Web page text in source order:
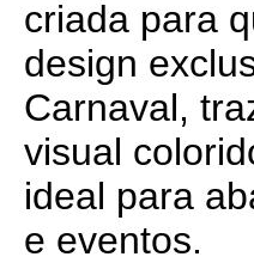
criada para
design
Carnaval,
visual
ideal para
e eventos.